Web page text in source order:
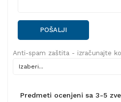
POŠALJI
Anti-spam zaštita - izračunajte
Predmeti ocenjeni sa 3-5